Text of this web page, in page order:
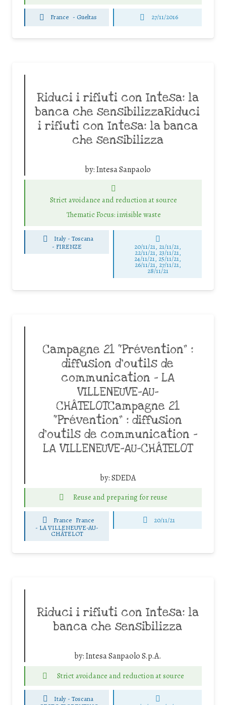
France - Gueltas 27/11/2016
Riduci i rifiuti con Intesa: la
banca che sensibilizzaRiduci
i rifiuti con Intesa: la banca
che sensibilizza
by:Intesa Sanpaolo
Strict avoidance and reduction at source
Thematic Focus: invisible waste
Italy - Toscana
- FIRENZE 20/11/21, 21/11/21,
22/11/21, 23/11/21,
24/11/21, 25/11/21,
26/11/21, 27/11/21,
28/11/21
Campagne 21 “Prévention” :
diffusion d’outils de
communication – LA
VILLENEUVE-AU-
CHÂTELOTCampagne 21
“Prévention” : diffusion
d’outils de communication –
LA VILLENEUVE-AU-CHÂTELOT
by:SDEDA
Reuse and preparing for reuse
France France
- LA VILLENEUVE-AU-
CHÂTELOT
20/11/21
Riduci i rifiuti con Intesa: la
banca che sensibilizza
by:Intesa Sanpaolo S.p.A.
Strict avoidance and reduction at source
Italy - Toscana